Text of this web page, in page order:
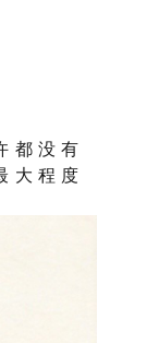
都没有
大程度